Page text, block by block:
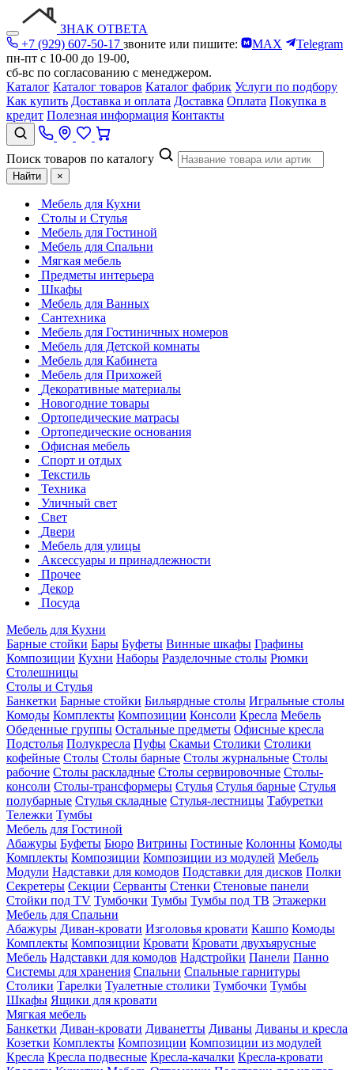
ЗНАК ОТВЕТА
+7 (929) 607-50-17 звоните или пишите: MAX
Telegram
пн-пт с 10-00 до 19-00,
сб-вс по согласованию с менеджером.
Каталог Каталог товаров Каталог фабрик Услуги по подбору
Как купить Доставка и оплата Доставка Оплата Покупка в
кредит Полезная информация Контакты
Поиск товаров по каталогу
Найти ×
Мебель для Кухни
Столы и Стулья
Мебель для Гостиной
Мебель для Спальни
Мягкая мебель
Предметы интерьера
Шкафы
Мебель для Ванных
Сантехника
Мебель для Гостиничных номеров
Мебель для Детской комнаты
Мебель для Кабинета
Мебель для Прихожей
Декоративные материалы
Новогодние товары
Ортопедические матрасы
Ортопедические основания
Офисная мебель
Спорт и отдых
Текстиль
Техника
Уличный свет
Свет
Двери
Мебель для улицы
Аксессуары и принадлежности
Прочее
Декор
Посуда
Мебель для Кухни
Барные стойки Бары Буфеты Винные шкафы Графины
Композиции Кухни Наборы Разделочные столы Рюмки
Столешницы
Столы и Стулья
Банкетки Барные стойки Бильярдные столы Игральные столы
Комоды Комплекты Композиции Консоли Кресла Мебель
Обеденные группы Остальные предметы Офисные кресла
Подстолья Полукресла Пуфы Скамьи Столики Столики
кофейные Столы Столы барные Столы журнальные Столы
рабочие Столы раскладные Столы сервировочные Столы-
консоли Столы-трансформеры Стулья Стулья барные Стулья
полубарные Стулья складные Стулья-лестницы Табуретки
Тележки Тумбы
Мебель для Гостиной
Абажуры Буфеты Бюро Витрины Гостиные Колонны Комоды
Комплекты Композиции Композиции из модулей Мебель
Модули Надставки для комодов Подставки для дисков Полки
Секретеры Секции Серванты Стенки Стеновые панели
Стойки под TV Тумбочки Тумбы Тумбы под ТВ Этажерки
Мебель для Спальни
Абажуры Диван-кровати Изголовья кровати Кашпо Комоды
Комплекты Композиции Кровати Кровати двухъярусные
Мебель Надставки для комодов Надстройки Панели Панно
Системы для хранения Спальни Спальные гарнитуры
Столики Тарелки Туалетные столики Тумбочки Тумбы
Шкафы Ящики для кровати
Мягкая мебель
Банкетки Диван-кровати Диванетты Диваны Диваны и кресла
Козетки Комплекты Композиции Композиции из модулей
Кресла Кресла подвесные Кресла-качалки Кресла-кровати